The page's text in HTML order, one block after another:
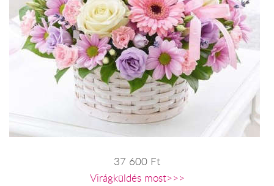
37 600 Ft
Virágküldés most>>>